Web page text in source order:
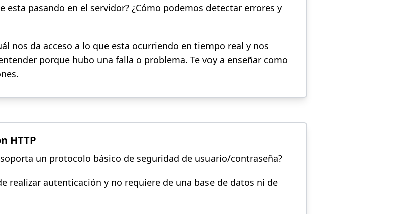
esta pasando en el servidor? ¿Cómo podemos detectar errores y
nos da acceso a lo que esta ocurriendo en tiempo real y nos
porque hubo una falla o problema. Te voy a enseñar como
HTTP
un protocolo básico de seguridad de usuario/contraseña?
realizar autenticación y no requiere de una base de datos ni de